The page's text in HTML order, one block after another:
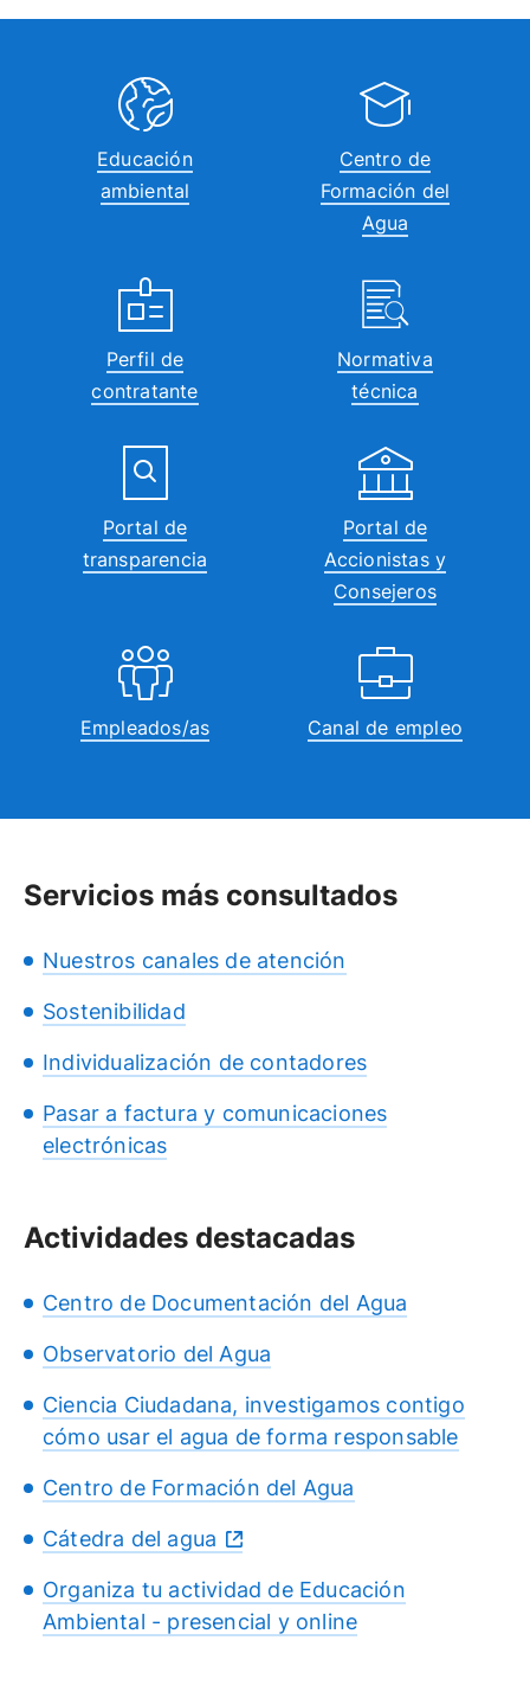
Educación
ambiental
Centro de
Formación del
Agua
Perfil de
contratante
Normativa
técnica
Portal de
transparencia
Portal de
Accionistas y
Consejeros
Empleados/as Canal de empleo
Servicios más consultados
Nuestros canales de atención
Sostenibilidad
Individualización de contadores
Pasar a factura y comunicaciones
electrónicas
Actividades destacadas
Centro de Documentación del Agua
Observatorio del Agua
Ciencia Ciudadana, investigamos contigo
cómo usar el agua de forma responsable
Centro de Formación del Agua
Cátedra del agua
Organiza tu actividad de Educación
Ambiental - presencial y online